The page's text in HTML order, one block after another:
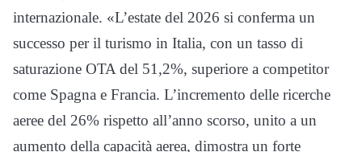
internazionale. «L’estate del 2026 si conferma un
successo per il turismo in Italia, con un tasso di
saturazione OTA del 51,2%, superiore a competitor
come Spagna e Francia. L’incremento delle ricerche
aeree del 26% rispetto all’anno scorso, unito a un
aumento della capacità aerea, dimostra un forte